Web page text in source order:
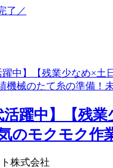
了／
活躍中】【残
のモクモク作
株式会社